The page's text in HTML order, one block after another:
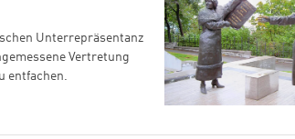
Unterrepräsentanz
Vertretung
entfachen.